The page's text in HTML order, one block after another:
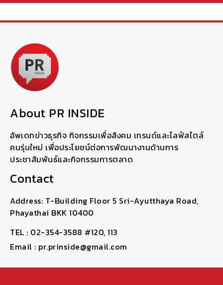
About PR INSIDE
อัพเดทข่าวธุรกิจ กิจกรรมเพื่อสังคม เทรนด์และไลฟ์สไตล์
คนรุ่นใหม่ เพื่อประโยชน์ต่อการพัฒนางานด้านการ
ประชาสัมพันธ์และกิจกรรมการตลาด
Contact
Address: T-Building Floor 5 Sri-Ayutthaya Road,
Phayathai BKK 10400
TEL : 02-354-3588 #120, 113
Email : pr.prinside@gmail.com